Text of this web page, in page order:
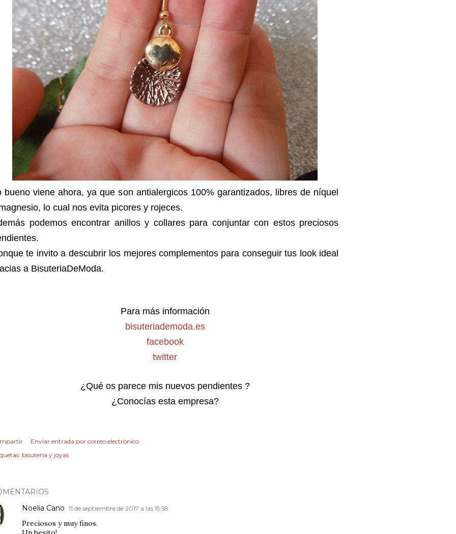
bueno viene ahora, ya que son antialergicos 100% garantizados, libres de níquel
lo cual nos evita picores y rojeces.
podemos encontrar anillos y collares para conjuntar con estos preciosos
te invito a descubrir los mejores complementos para conseguir tus look ideal
a BisuteriaDeModa.
Para más información
bisuteriademoda.es
facebook
twitter
¿Qué os parece mis nuevos pendientes ?
¿Conocías esta empresa?
Enviar entrada por correo electrónico
bisutería y joyas
Noelia Cano 11 de septiembre de 2017 a las 15:58
Preciosos y muy finos.